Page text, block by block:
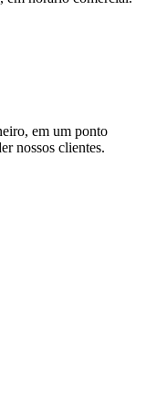
em um ponto
nossos clientes.